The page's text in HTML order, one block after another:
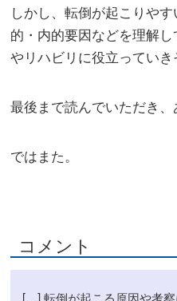
しかし、転倒が起こりや
的・内的要因などを理解
やリハビリに役立っていき
最後まで読んでいただき、
ではまた。
コメント
[…] 転倒が起こる原因や考